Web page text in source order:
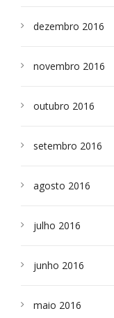
dezembro 2016
novembro 2016
outubro 2016
setembro 2016
agosto 2016
julho 2016
junho 2016
maio 2016